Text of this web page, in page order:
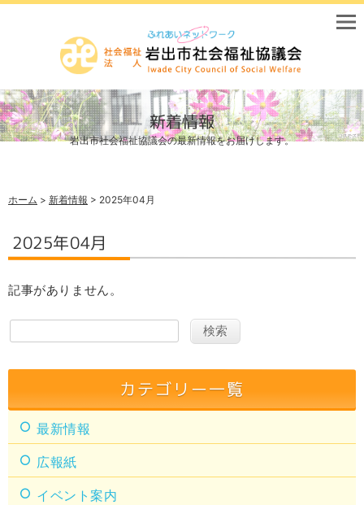
新着情報
岩出市社会福祉協議会の最新情報をお届けします。
ホーム > 新着情報 > 2025年04月
2025年04月
記事がありません。
カテゴリー一覧
最新情報
広報紙
イベント案内